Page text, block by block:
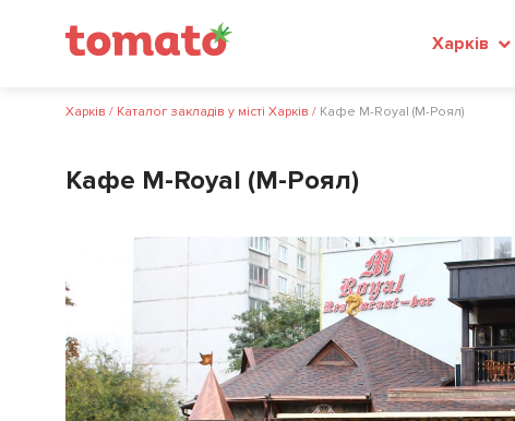
Харків
Харків / Каталог закладів у місті Харків / Кафе M-Royal (М-Роял)
Кафе M-Royal (М-Роял)